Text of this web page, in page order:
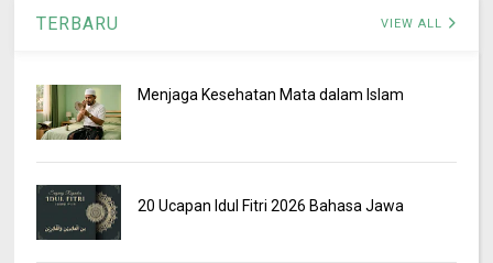
TERBARU VIEW ALL
Menjaga Kesehatan Mata dalam Islam
20 Ucapan Idul Fitri 2026 Bahasa Jawa